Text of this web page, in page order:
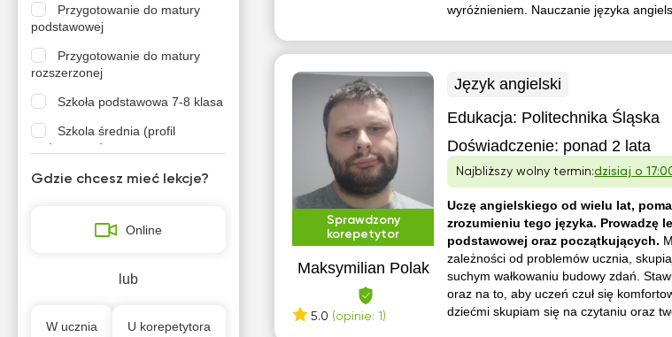
wyróżnieniem. Nauczanie języka
Sprawdzony
korepetytor
Maksymilian Polak
5.0 (opinie: 1)
Język angielski
Edukacja: Politechnika Śląska
Doświadczenie: ponad 2 lata
Najbliższy wolny termin:dzisiaj o
Uczę angielskiego od wielu lat,
zrozumieniu tego języka. Prowadzę
podstawowej oraz początkujących.
zależności od problemów ucznia,
suchym wałkowaniu budowy zdań.
oraz na to, aby uczeń czuł się
dziećmi skupiam się na czytaniu oraz
Przygotowanie do matury
podstawowej
Przygotowanie do matury
rozszerzonej
Szkoła podstawowa 7-8 klasa
Szkola średnia (profil
podstawowy)
Szkola średnia (profil
Gdzie chcesz mieć lekcje?
Online
lub
W ucznia U korepetytora